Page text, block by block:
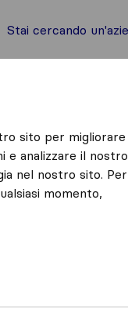
Stai cercando
Via
sito per migliorare
e analizzare il nostro
nel nostro sito. Per
momento,